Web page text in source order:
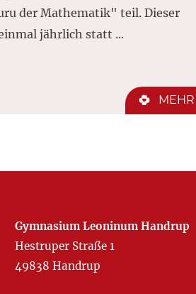
der Mathematik" teil. Dieser
jährlich statt ...
MEHR
Gymnasium Leoninum Handrup
Hestruper Straße 1
49838 Handrup